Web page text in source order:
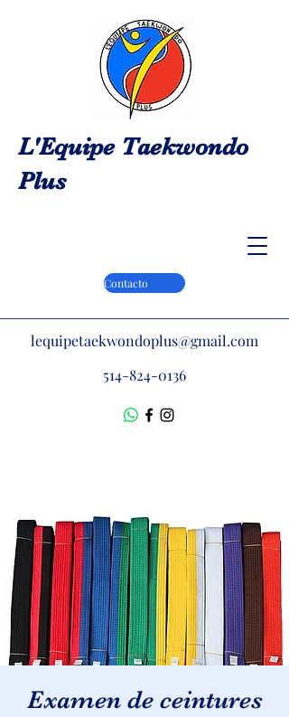
L'Equipe Taekwondo
Plus
lequipetaekwondoplus@gmail.com
Contacto
514-824-0136
Examen de ceintures